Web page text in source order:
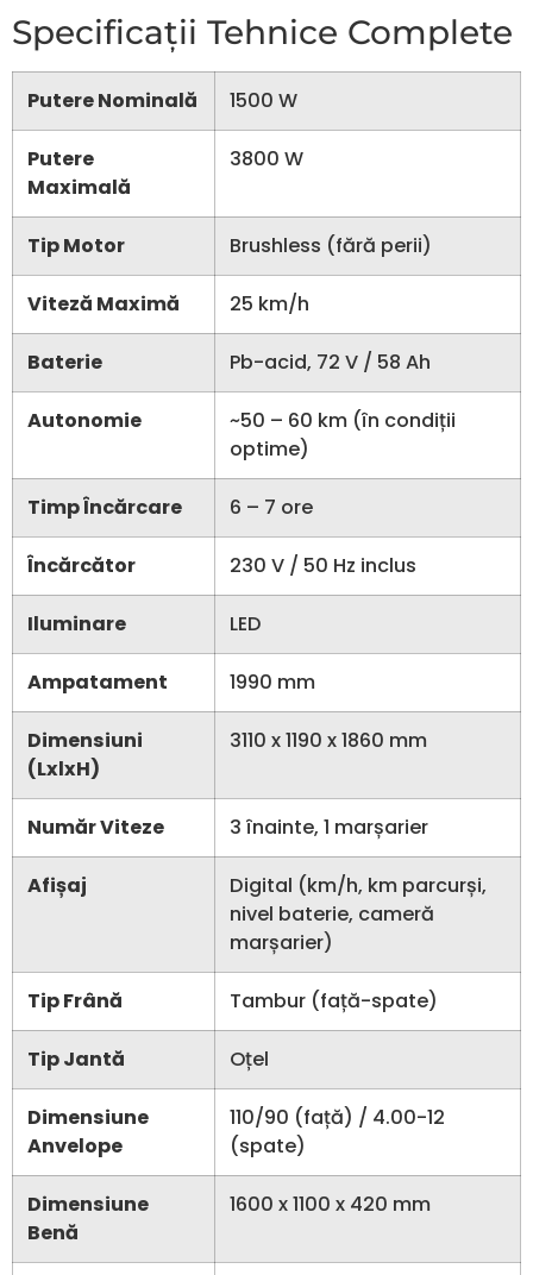
Specificații Tehnice Complete
Putere Nominală 1500 W
Putere
Maximală
3800 W
Tip Motor Brushless (fără perii)
Viteză Maximă 25 km/h
Baterie Pb-acid, 72 V / 58 Ah
Autonomie
~50 – 60 km (în condiții
optime)
Timp Încărcare 6 – 7 ore
Încărcător 230 V / 50 Hz inclus
Iluminare LED
Ampatament 1990 mm
Dimensiuni
(LxlxH)
3110 x 1190 x 1860 mm
Număr Viteze 3 înainte, 1 marșarier
Afișaj
Digital (km/h, km parcurși,
nivel baterie, cameră
marșarier)
Tip Frână Tambur (față-spate)
Tip Jantă Oțel
Dimensiune
Anvelope
110/90 (față) / 4.00-12
(spate)
Dimensiune
Benă
1600 x 1100 x 420 mm